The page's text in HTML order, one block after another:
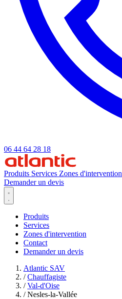
06 44 64 28 18
Produits Services Zones d'intervention
Demander un devis
Produits
Services
Zones d'intervention
Contact
Demander un devis
Atlantic SAV
/ Chauffagiste
/ Val-d'Oise
/ Nesles-la-Vallée